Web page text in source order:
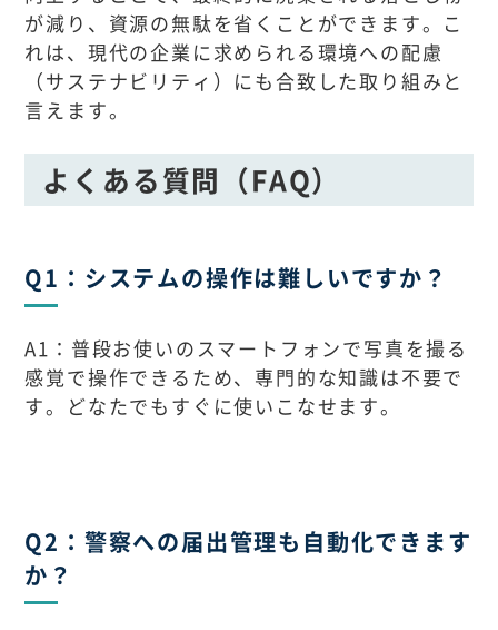
が減り、資源の無駄を省くことができます。こ
れは、現代の企業に求められる環境への配慮
（サステナビリティ）にも合致した取り組みと
言えます。
よくある質問（FAQ）
Q1：システムの操作は難しいですか？
A1：普段お使いのスマートフォンで写真を撮る
感覚で操作できるため、専門的な知識は不要で
す。どなたでもすぐに使いこなせます。
Q2：警察への届出管理も自動化できます
か？